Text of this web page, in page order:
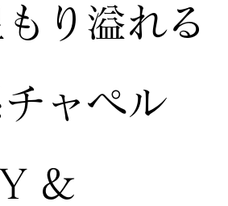
り溢れる
ャペル
&